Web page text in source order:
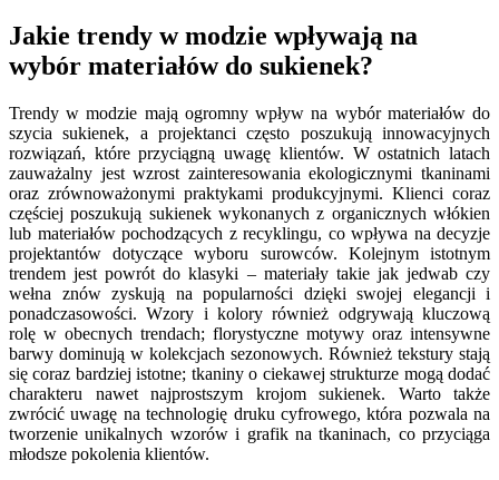
Jakie trendy w modzie wpływają na
wybór materiałów do sukienek?
Trendy w modzie mają ogromny wpływ na wybór materiałów do
szycia sukienek, a projektanci często poszukują innowacyjnych
rozwiązań, które przyciągną uwagę klientów. W ostatnich latach
zauważalny jest wzrost zainteresowania ekologicznymi tkaninami
oraz zrównoważonymi praktykami produkcyjnymi. Klienci coraz
częściej poszukują sukienek wykonanych z organicznych włókien
lub materiałów pochodzących z recyklingu, co wpływa na decyzje
projektantów dotyczące wyboru surowców. Kolejnym istotnym
trendem jest powrót do klasyki – materiały takie jak jedwab czy
wełna znów zyskują na popularności dzięki swojej elegancji i
ponadczasowości. Wzory i kolory również odgrywają kluczową
rolę w obecnych trendach; florystyczne motywy oraz intensywne
barwy dominują w kolekcjach sezonowych. Również tekstury stają
się coraz bardziej istotne; tkaniny o ciekawej strukturze mogą dodać
charakteru nawet najprostszym krojom sukienek. Warto także
zwrócić uwagę na technologię druku cyfrowego, która pozwala na
tworzenie unikalnych wzorów i grafik na tkaninach, co przyciąga
młodsze pokolenia klientów.